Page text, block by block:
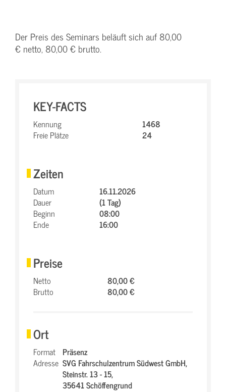
Der Preis des Seminars beläuft sich auf 80,00
€ netto, 80,00 € brutto.
KEY-FACTS
Kennung
1468
Freie Plätze
24
Zeiten
Datum
16.11.2026
Dauer
(1 Tag)
Beginn
08:00
Ende
16:00
Preise
Netto
80,00 €
Brutto
80,00 €
Ort
Format Präsenz
Adresse SVG Fahrschulzentrum Südwest GmbH,
Steinstr. 13 - 15,
35641 Schöffengrund